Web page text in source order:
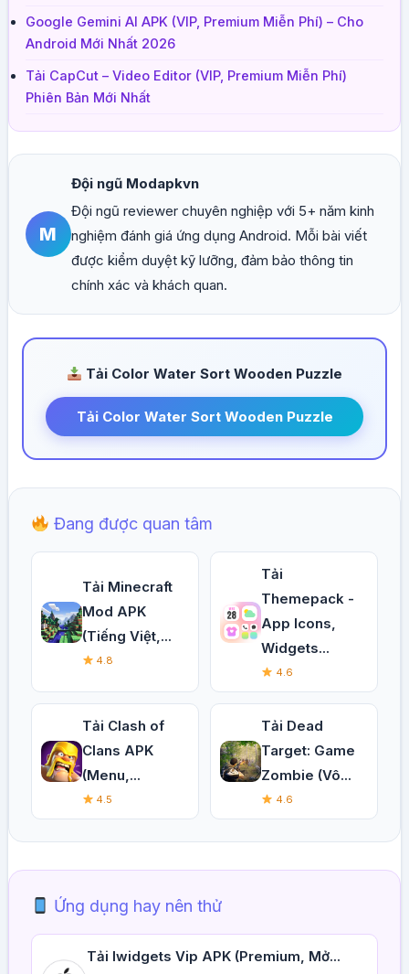
Google Gemini AI APK (VIP, Premium Miễn Phí) – Cho
Android Mới Nhất 2026
Tải CapCut – Video Editor (VIP, Premium Miễn Phí)
Phiên Bản Mới Nhất
M
Đội ngũ Modapkvn
Đội ngũ reviewer chuyên nghiệp với 5+ năm kinh
nghiệm đánh giá ứng dụng Android. Mỗi bài viết
được kiểm duyệt kỹ lưỡng, đảm bảo thông tin
chính xác và khách quan.
Tải Color Water Sort Wooden Puzzle
Tải Color Water Sort Wooden Puzzle
Đang được quan tâm
Tải Minecraft
Mod APK
(Tiếng Việt,...
4.8
Tải
Themepack -
App Icons,
Widgets...
4.6
Tải Clash of
Clans APK
(Menu,...
4.5
Tải Dead
Target: Game
Zombie (Vô...
4.6
Ứng dụng hay nên thử
Tải Iwidgets Vip APK (Premium, Mở...